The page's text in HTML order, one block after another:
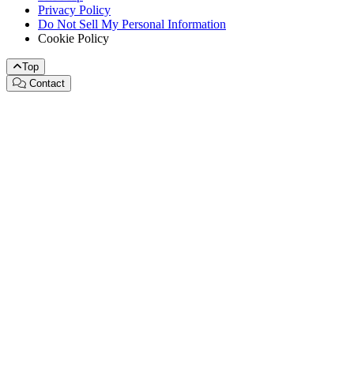
Privacy Policy
Do Not Sell My Personal Information
Cookie Policy
Top
Contact